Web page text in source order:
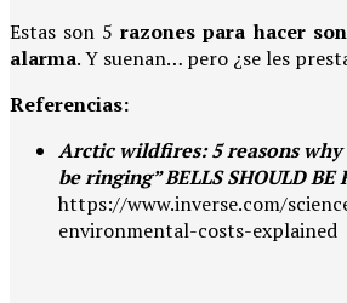
Estas son 5razones para hacer
alarma. Y suenan… pero ¿se les
Referencias:
Arctic wildfires: 5 reasons
be ringing” BELLS SHOULD BE
https://www.inverse.com/
environmental-costs-explained